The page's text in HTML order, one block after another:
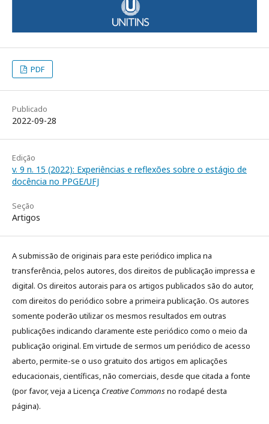
PDF
Publicado
2022-09-28
Edição
v. 9 n. 15 (2022): Experiências e reflexões sobre o estágio de
docência no PPGE/UFJ
Seção
Artigos
A submissão de originais para este periódico implica na
transferência, pelos autores, dos direitos de publicação impressa e
digital. Os direitos autorais para os artigos publicados são do autor,
com direitos do periódico sobre a primeira publicação. Os autores
somente poderão utilizar os mesmos resultados em outras
publicações indicando claramente este periódico como o meio da
publicação original. Em virtude de sermos um periódico de acesso
aberto, permite-se o uso gratuito dos artigos em aplicações
educacionais, científicas, não comerciais, desde que citada a fonte
(por favor, veja a Licença Creative Commonsno rodapé desta
página).